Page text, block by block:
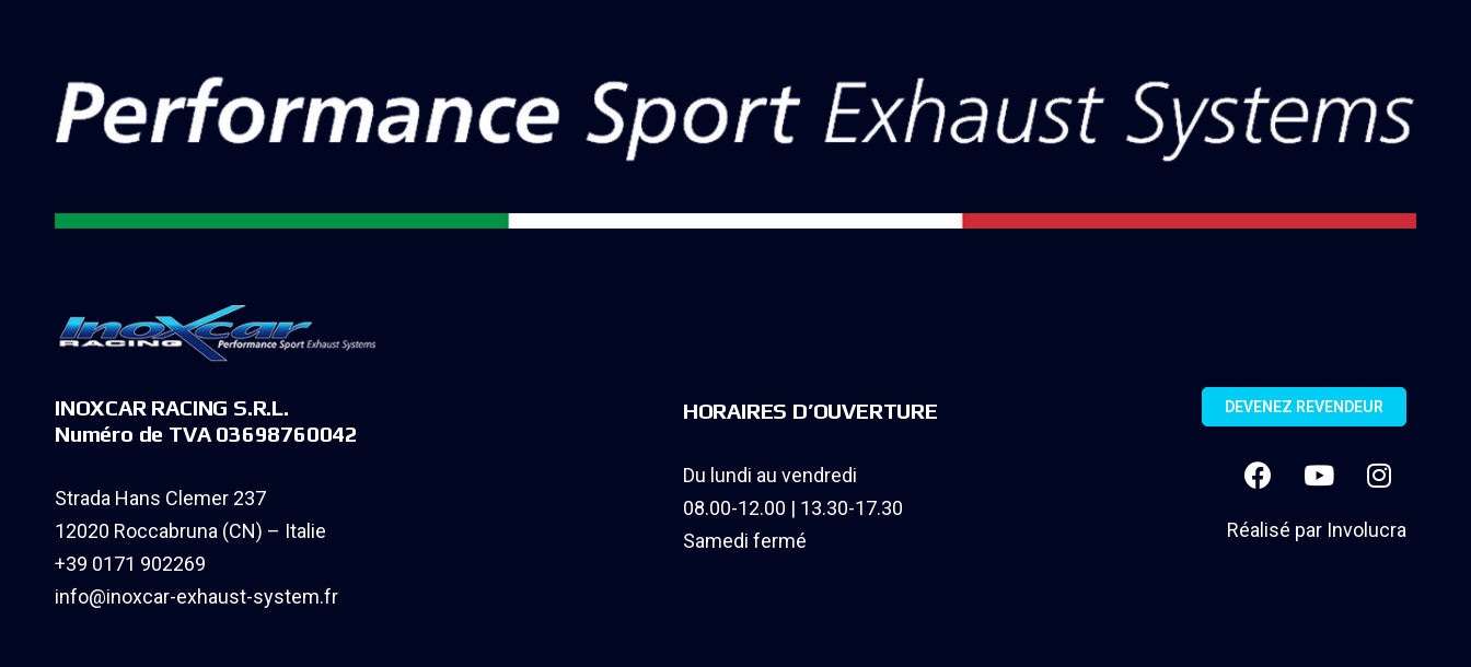
INOXCAR RACING S.R.L.
Numéro de TVA 03698760042
Strada Hans Clemer 237
12020 Roccabruna (CN) – Italie
+39 0171 902269
info@inoxcar-exhaust-system.fr
HORAIRES D’OUVERTURE
Du lundi au vendredi
08.00-12.00 | 13.30-17.30
Samedi fermé
DEVENEZ REVENDEUR
Réalisé par Involucra